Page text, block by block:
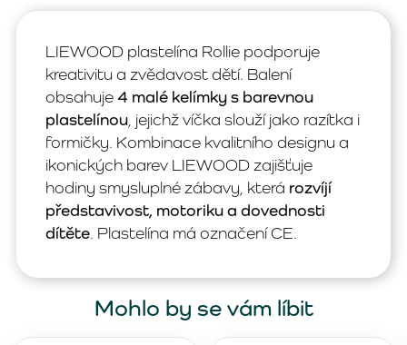
LIEWOOD plastelína Rollie podporuje
kreativitu a zvědavost dětí. Balení
obsahuje 4 malé kelímky s barevnou
plastelínou , jejichž víčka slouží jako razítka i
formičky. Kombinace kvalitního designu a
ikonických barev LIEWOOD zajišťuje
hodiny smysluplné zábavy, která rozvíjí
představivost, motoriku a dovednosti
dítěte. Plastelína má označení CE.
Mohlo by se vám líbit